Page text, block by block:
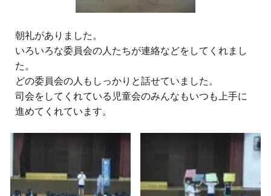
朝礼がありました。
いろいろな委員会の人たちが連絡などをしてくれまし
た。
どの委員会の人もしっかりと話せていました。
司会をしてくれている児童会のみんなもいつも上手に
進めてくれています。